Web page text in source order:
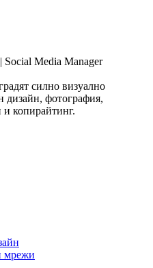
Media Manager
силно визуално
дизайн, фотография,
копирайтинг.
мрежи